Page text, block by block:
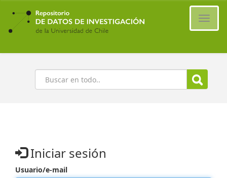
Ir
contenido
principal
Buscar
Iniciar sesión
Usuario/e-mail